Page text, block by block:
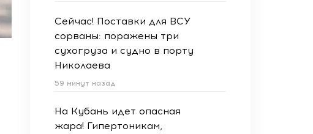
Сейчас! Поставки для ВСУ
сорваны: поражены три
сухогруза и судно в порту
Николаева
59 минут назад
На Кубань идет опасная
жара! Гипертоникам,